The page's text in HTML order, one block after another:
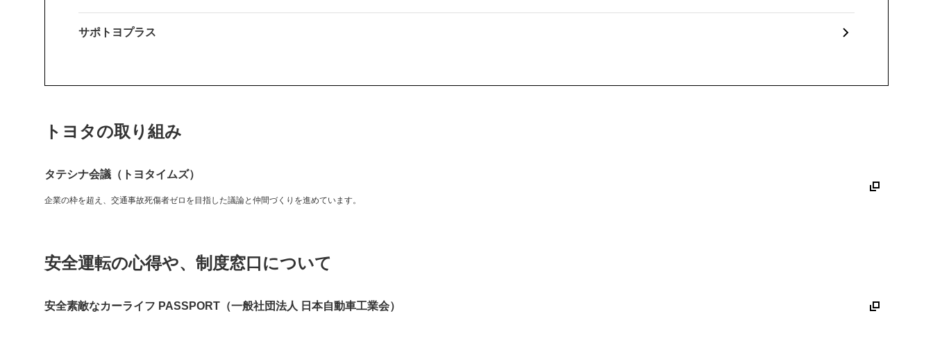
サポトヨプラス
トヨタの取り組み
タテシナ会議（トヨタイムズ）
企業の枠を超え、交通事故死傷者ゼロを目指した議論と仲間づくりを進めています。
安全運転の心得や、制度窓口について
安全素敵なカーライフ PASSPORT（一般社団法人 日本自動車工業会）